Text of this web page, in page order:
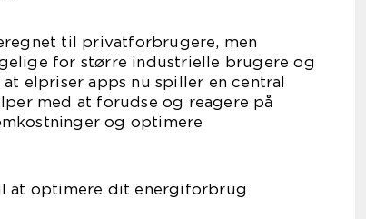
til privatforbrugere, men
for større industrielle brugere og
elpriser apps nu spiller en central
med at forudse og reagere på
og optimere
at optimere dit energiforbrug